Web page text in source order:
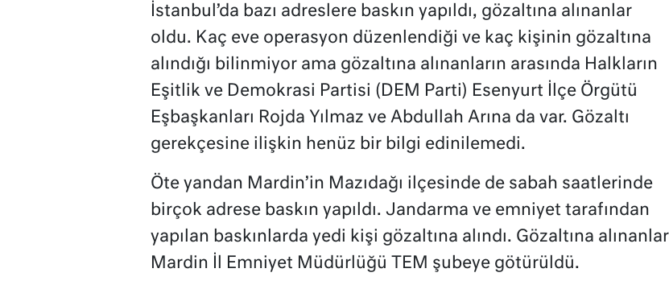
İstanbul’da bazı adreslere baskın yapıldı, gözaltına alınanlar
oldu. Kaç eve operasyon düzenlendiği ve kaç kişinin gözaltına
alındığı bilinmiyor ama gözaltına alınanların arasında Halkların
Eşitlik ve Demokrasi Partisi (DEM Parti) Esenyurt İlçe Örgütü
Eşbaşkanları Rojda Yılmaz ve Abdullah Arına da var. Gözaltı
gerekçesine ilişkin henüz bir bilgi edinilemedi.
Öte yandan Mardin’in Mazıdağı ilçesinde de sabah saatlerinde
birçok adrese baskın yapıldı. Jandarma ve emniyet tarafından
yapılan baskınlarda yedi kişi gözaltına alındı. Gözaltına alınanlar
Mardin İl Emniyet Müdürlüğü TEM şubeye götürüldü.